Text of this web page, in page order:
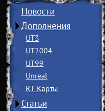
Новости
Дополнения
UT3
UT2004
UT99
Unreal
RT-Карты
Статьи